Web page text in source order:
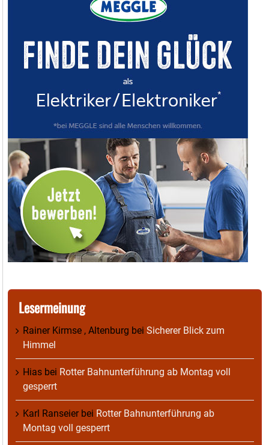
Lesermeinung
Rainer Kirmse , Altenburg bei Sicherer Blick zum
Himmel
Hias bei Rotter Bahnunterführung ab Montag voll
gesperrt
Karl Ranseierbei Rotter Bahnunterführung ab
Montag voll gesperrt